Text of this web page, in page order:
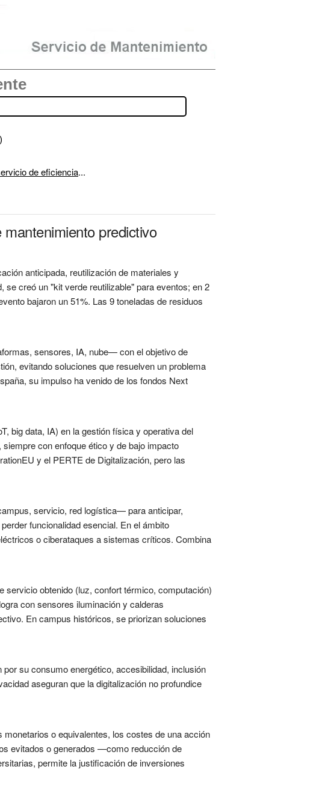
de eficiencia...
predictivo
anticipada, reutilización de materiales y
creó un "kit verde reutilizable" para eventos; en 2
bajaron un 51%. Las 9 toneladas de residuos
sensores, IA, nube— con el objetivo de
evitando soluciones que resuelven un problema
su impulso ha venido de los fondos Next
big data, IA) en la gestión física y operativa del
con enfoque ético y de bajo impacto
y el PERTE de Digitalización, pero las
servicio, red logística— para anticipar,
funcionalidad esencial. En el ámbito
o ciberataques a sistemas críticos. Combina
servicio obtenido (luz, confort térmico, computación)
con sensores iluminación y calderas
En campus históricos, se priorizan soluciones
su consumo energético, accesibilidad, inclusión
aseguran que la digitalización no profundice
o equivalentes, los costes de una acción
evitados o generados —como reducción de
permite la justificación de inversiones